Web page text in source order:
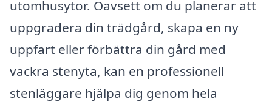
utomhusytor. Oavsett om du planerar att
uppgradera din trädgård, skapa en ny
uppfart eller förbättra din gård med
vackra stenyta, kan en professionell
stenläggare hjälpa dig genom hela